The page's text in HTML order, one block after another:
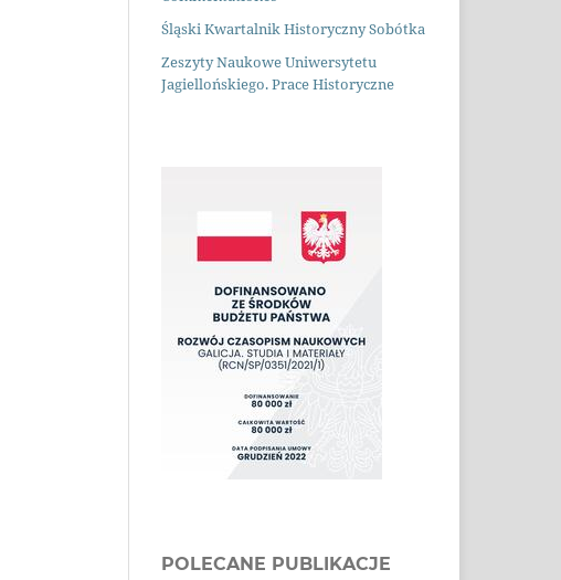
Śląski Kwartalnik Historyczny Sobótka
Zeszyty Naukowe Uniwersytetu
Jagiellońskiego. Prace Historyczne
POLECANE PUBLIKACJE